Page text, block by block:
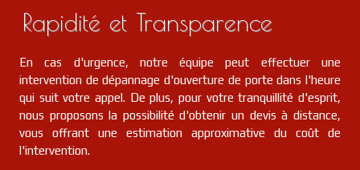
Rapidité et Transparence
En cas d'urgence, notre équipe peut effectuer une
intervention de dépannage d'ouverture de porte dans l'heure
qui suit votre appel. De plus, pour votre tranquillité d'esprit,
nous proposons la possibilité d'obtenir un devis à distance,
vous offrant une estimation approximative du coût de
l'intervention.